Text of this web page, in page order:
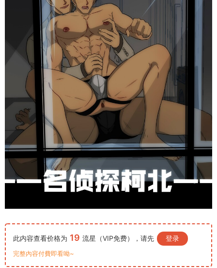
此内容查看价格为 19 流星（VIP免费），请先 登录
完整內容付費即看呦~